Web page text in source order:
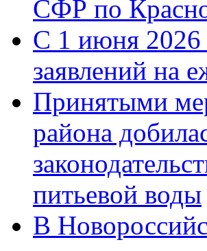
СФР по
С 1 июня 2026
заявлений на
Принятыми
района
питьевой воды
В